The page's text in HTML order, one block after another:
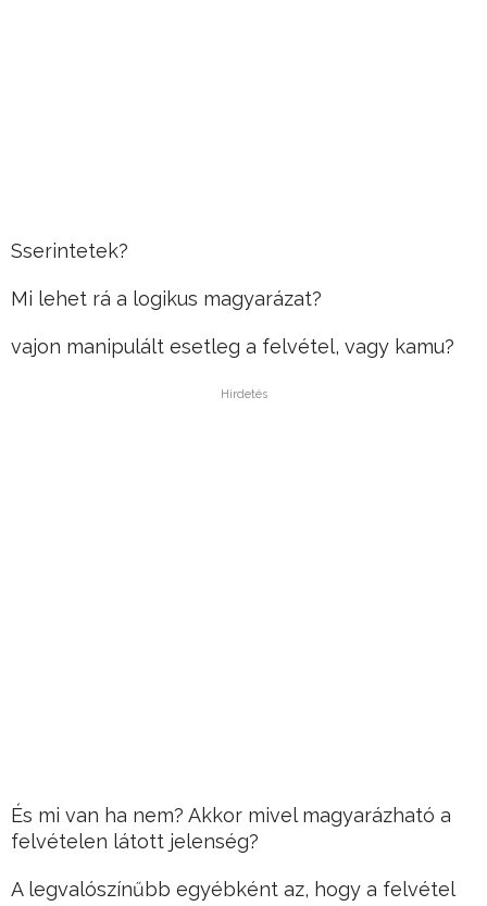
Sserintetek?
Mi lehet rá a logikus magyarázat?
vajon manipulált esetleg a felvétel, vagy kamu?
Hirdetés
És mi van ha nem? Akkor mivel magyarázható a
felvételen látott jelenség?
A legvalószínűbb egyébként az, hogy a felvétel